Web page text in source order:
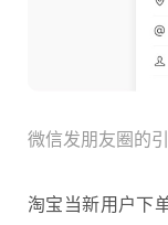
微信发朋友圈的
淘宝当新用户下